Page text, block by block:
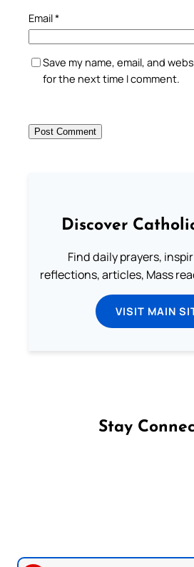
Email*
Save my name, email, and
for the next time I comment.
Discover
Find daily prayers,
reflections, articles, Mass
VISIT MAIN
Stay